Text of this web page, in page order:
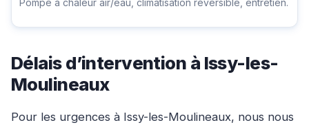
Délais d’intervention à Issy-les-
Moulineaux
Pour les urgences à Issy-les-Moulineaux, nous nous